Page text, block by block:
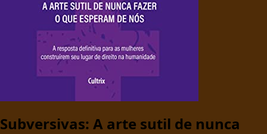
Subversivas: A arte sutil de nunca